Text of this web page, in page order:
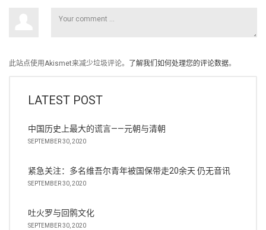
此站点使用Akismet来减少垃圾评论。 了解我们如何处理您的评论数据。
LATEST POST
中国历史上最大的谎言——元朝与清朝
SEPTEMBER 30, 2020
紧急关注：多名维吾尔青年被国保带走20余天 仍无音讯
SEPTEMBER 30, 2020
吐火罗与回鹘文化
SEPTEMBER 30, 2020